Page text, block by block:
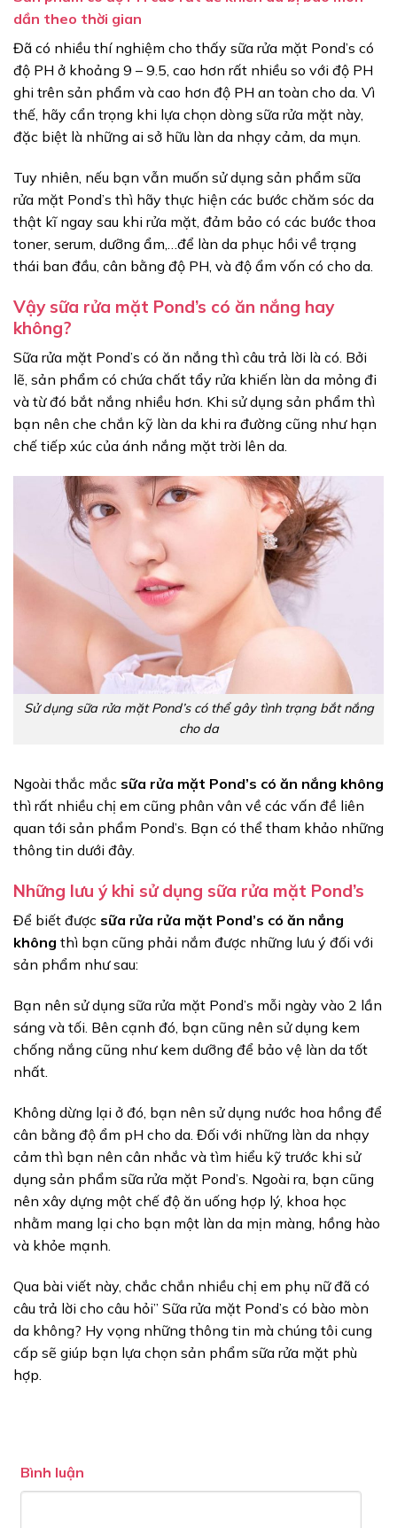
dần theo thời gian
Đã có nhiều thí nghiệm cho thấy sữa rửa mặt Pond’s có
độ PH ở khoảng 9 – 9.5, cao hơn rất nhiều so với độ PH
ghi trên sản phẩm và cao hơn độ PH an toàn cho da. Vì
thế, hãy cẩn trọng khi lựa chọn dòng sữa rửa mặt này,
đặc biệt là những ai sở hữu làn da nhạy cảm, da mụn.
Tuy nhiên, nếu bạn vẫn muốn sử dụng sản phẩm sữa
rửa mặt Pond’s thì hãy thực hiện các bước chăm sóc da
thật kĩ ngay sau khi rửa mặt, đảm bảo có các bước thoa
toner, serum, dưỡng ẩm,…để làn da phục hồi về trạng
thái ban đầu, cân bằng độ PH, và độ ẩm vốn có cho da.
Vậy sữa rửa mặt Pond’s có ăn nắng hay
không?
Sữa rửa mặt Pond’s có ăn nắng thì câu trả lời là có. Bởi
lẽ, sản phẩm có chứa chất tẩy rửa khiến làn da mỏng đi
và từ đó bắt nắng nhiều hơn. Khi sử dụng sản phẩm thì
bạn nên che chắn kỹ làn da khi ra đường cũng như hạn
chế tiếp xúc của ánh nắng mặt trời lên da.
Sử dụng sữa rửa mặt Pond’s có thể gây tình trạng bắt nắng
cho da
Ngoài thắc mắc sữa rửa mặt Pond’s có ăn nắng không
thì rất nhiều chị em cũng phân vân về các vấn đề liên
quan tới sản phẩm Pond’s. Bạn có thể tham khảo những
thông tin dưới đây.
Những lưu ý khi sử dụng sữa rửa mặt Pond’s
Để biết được sữa rửa rửa mặt Pond’s có ăn nắng
không thì bạn cũng phải nắm được những lưu ý đối với
sản phẩm như sau:
Bạn nên sử dụng sữa rửa mặt Pond’s mỗi ngày vào 2 lần
sáng và tối. Bên cạnh đó, bạn cũng nên sử dụng kem
chống nắng cũng như kem dưỡng để bảo vệ làn da tốt
nhất.
Không dừng lại ở đó, bạn nên sử dụng nước hoa hồng để
cân bằng độ ẩm pH cho da. Đối với những làn da nhạy
cảm thì bạn nên cân nhắc và tìm hiểu kỹ trước khi sử
dụng sản phẩm sữa rửa mặt Pond’s. Ngoài ra, bạn cũng
nên xây dựng một chế độ ăn uống hợp lý, khoa học
nhằm mang lại cho bạn một làn da mịn màng, hồng hào
và khỏe mạnh.
Qua bài viết này, chắc chắn nhiều chị em phụ nữ đã có
câu trả lời cho câu hỏi” Sữa rửa mặt Pond’s có bào mòn
da không? Hy vọng những thông tin mà chúng tôi cung
cấp sẽ giúp bạn lựa chọn sản phẩm sữa rửa mặt phù
hợp.
Bình luận